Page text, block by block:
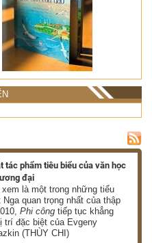
tác phẩm tiêu biểu của văn học
đại
là một trong những tiểu
Nga quan trọng nhất của thập
Phi công tiếp tục khẳng
trí đặc biệt của Evgeny
(THÙY CHI)